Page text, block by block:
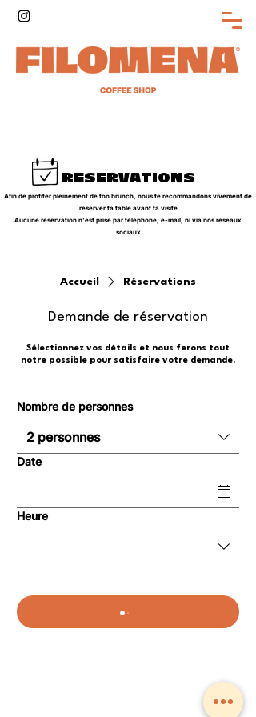
RESERVATIONS
Afin de profiter pleinement de ton brunch, nous te recommandons vivement de
réserver ta table avant ta visite
Aucune réservation n'est prise par téléphone, e-mail, ni via nos réseaux
sociaux
Accueil Réservations
Demande de réservation
Sélectionnez vos détails et nous ferons tout
notre possible pour satisfaire votre demande.
Nombre de personnes
2 personnes
Date
Heure